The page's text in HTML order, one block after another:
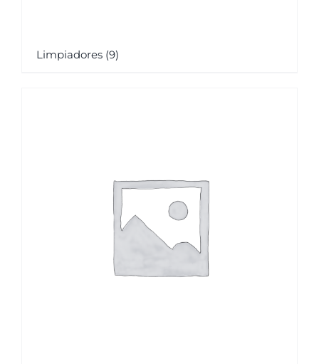
Limpiadores (9)